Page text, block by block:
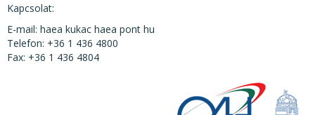
Kapcsolat:
E-mail: haea kukac haea pont hu
Telefon: +36 1 436 4800
Fax: +36 1 436 4804